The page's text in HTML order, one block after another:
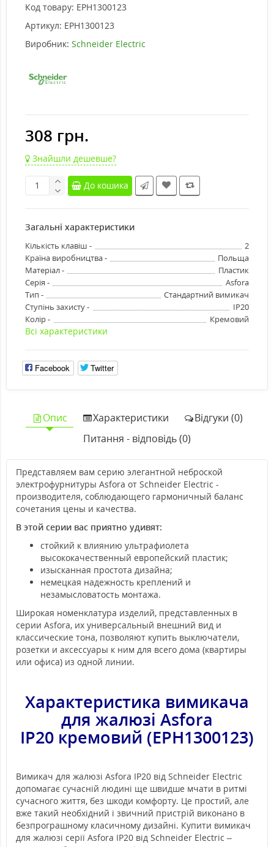
Код товару: EPH1300123
Артикул: EPH1300123
Виробник: Schneider Electric
308 грн.
Знайшли дешевше?
До кошика
Загальні характеристики
Кількість клавіш -
2
Країна виробництва -
Польща
Матеріал -
Пластик
Серія -
Asfora
Тип -
Стандартний вимикач
Ступінь захисту -
IP20
Колір -
Кремовий
Всі характеристики
Facebook Twitter
Опис Характеристики
Відгуки (0)
Питання - відповідь (0)
Представляем вам серию элегантной неброской
электрофурнитуры Asfora от Schneider Electric -
производителя, соблюдающего гармоничный баланс
сочетания цены и качества.
В этой серии вас приятно удивят:
стойкий к влиянию ультрафиолета
высококачественный европейский пластик;
изысканная простота дизайна;
немецкая надежность креплений и
незамысловатость монтажа.
Широкая номенклатура изделий, представленных в
серии Asfora, их универсальный внешний вид и
классические тона, позволяют купить выключатели,
розетки и аксессуары к ним для всего дома (квартиры
или офиса) из одной линии.
Характеристика вимикача
для жалюзі Asfora
IP20 кремовий (EPH1300123)
Вимикач для жалюзі Asfora IP20 від Schneider Electric
допомагає сучасній людині ще швидше мчати в ритмі
сучасного життя, без шкоди комфорту. Це простий, але
вже такий необхідний і звичний пристрій виконано в
безпрограшному класичному дизайні. Купити вимикач
для жалюзі серії Asfora IP20 від Schneider Electric –